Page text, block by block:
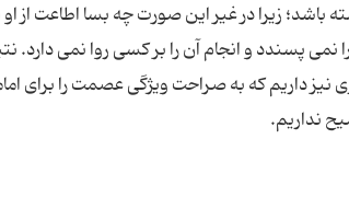
زیرا در غیر این صورت چه بسا اطاعت از او
پسندد و انجام آن را بر کسی روا نمی دارد.
نیز داریم که به صراحت ویژگی عصمت را برای